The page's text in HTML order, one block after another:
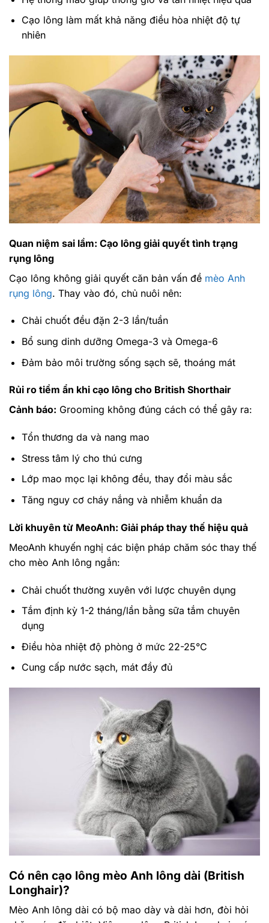
Cạo lông làm mất khả năng điều hòa nhiệt độ tự
nhiên
Quan niệm sai lầm: Cạo lông giải quyết tình trạng
rụng lông
Cạo lông không giải quyết căn bản vấn đề mèo Anh
rụng lông. Thay vào đó, chủ nuôi nên:
Chải chuốt đều đặn 2-3 lần/tuần
Bổ sung dinh dưỡng Omega-3 và Omega-6
Đảm bảo môi trường sống sạch sẽ, thoáng mát
Rủi ro tiềm ẩn khi cạo lông cho British Shorthair
Cảnh báo: Grooming không đúng cách có thể gây ra:
Tổn thương da và nang mao
Stress tâm lý cho thú cưng
Lớp mao mọc lại không đều, thay đổi màu sắc
Tăng nguy cơ cháy nắng và nhiễm khuẩn da
Lời khuyên từ MeoAnh: Giải pháp thay thế hiệu quả
MeoAnh khuyến nghị các biện pháp chăm sóc thay thế
cho mèo Anh lông ngắn:
Chải chuốt thường xuyên với lược chuyên dụng
Tắm định kỳ 1-2 tháng/lần bằng sữa tắm chuyên
dụng
Điều hòa nhiệt độ phòng ở mức 22-25°C
Cung cấp nước sạch, mát đầy đủ
Có nên cạo lông mèo Anh lông dài (British
Longhair)?
Mèo Anh lông dài có bộ mao dày và dài hơn, đòi hỏi